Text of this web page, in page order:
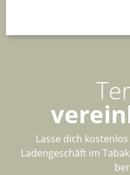
Lasse dich
Ladengeschäft im